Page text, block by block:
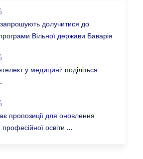
долучитися до
Вільної держави Баварія
у медицині: поділіться
пропозиції для оновлення
освіти